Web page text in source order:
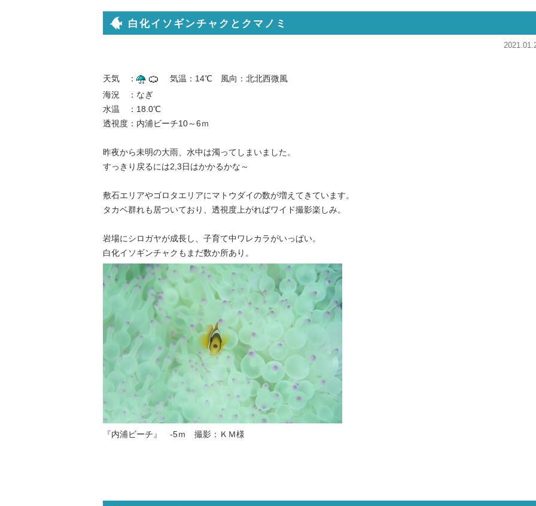
白化イソギンチャクとクマノミ
天気 ：
気温：14℃ 風向：北北西微風
海況 ：なぎ
水温 ：18.0℃
透視度：内浦ビーチ10～6ｍ
昨夜から未明の大雨、水中は濁ってしまいました。
すっきり戻るには2,3日はかかるかな～
敷石エリアやゴロタエリアにマトウダイの数が増えてきています。
タカベ群れも居ついており、透視度上がればワイド撮影楽しみ。
岩場にシロガヤが成長し、子育て中ワレカラがいっぱい。
白化イソギンチャクもまだ数か所あり。
『内浦ビーチ』 -5ｍ 撮影：ＫＭ様